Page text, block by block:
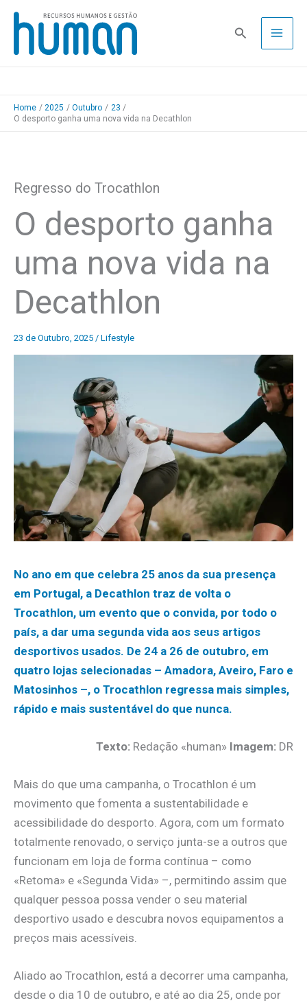
Skip
content
Pesquisa
Home 2025 Outubro
23
O desporto ganha uma nova vida na Decathlon
Regresso do Trocathlon
O desporto ganha
uma nova vida na
Decathlon
23 de Outubro, 2025 / Lifestyle
No ano em que celebra 25 anos da sua presença
em Portugal, a Decathlon traz de volta o
Trocathlon, um evento que o convida, por todo o
país, a dar uma segunda vida aos seus artigos
desportivos usados. De 24 a 26 de outubro, em
quatro lojas selecionadas – Amadora, Aveiro, Faro e
Matosinhos –, o Trocathlon regressa mais simples,
rápido e mais sustentável do que nunca.
Texto: Redação «human» Imagem: DR
Mais do que uma campanha, o Trocathlon é um
movimento que fomenta a sustentabilidade e
acessibilidade do desporto. Agora, com um formato
totalmente renovado, o serviço junta-se a outros que
funcionam em loja de forma contínua – como
«Retoma» e «Segunda Vida» –, permitindo assim que
qualquer pessoa possa vender o seu material
desportivo usado e descubra novos equipamentos a
preços mais acessíveis.
Aliado ao Trocathlon, está a decorrer uma campanha,
desde o dia 10 de outubro, e até ao dia 25, onde por